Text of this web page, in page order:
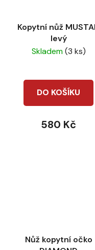
Kopytní nůž
levý
Skladem(3 ks)
DO KOŠÍKU
580 Kč
Nůž kopytní očko